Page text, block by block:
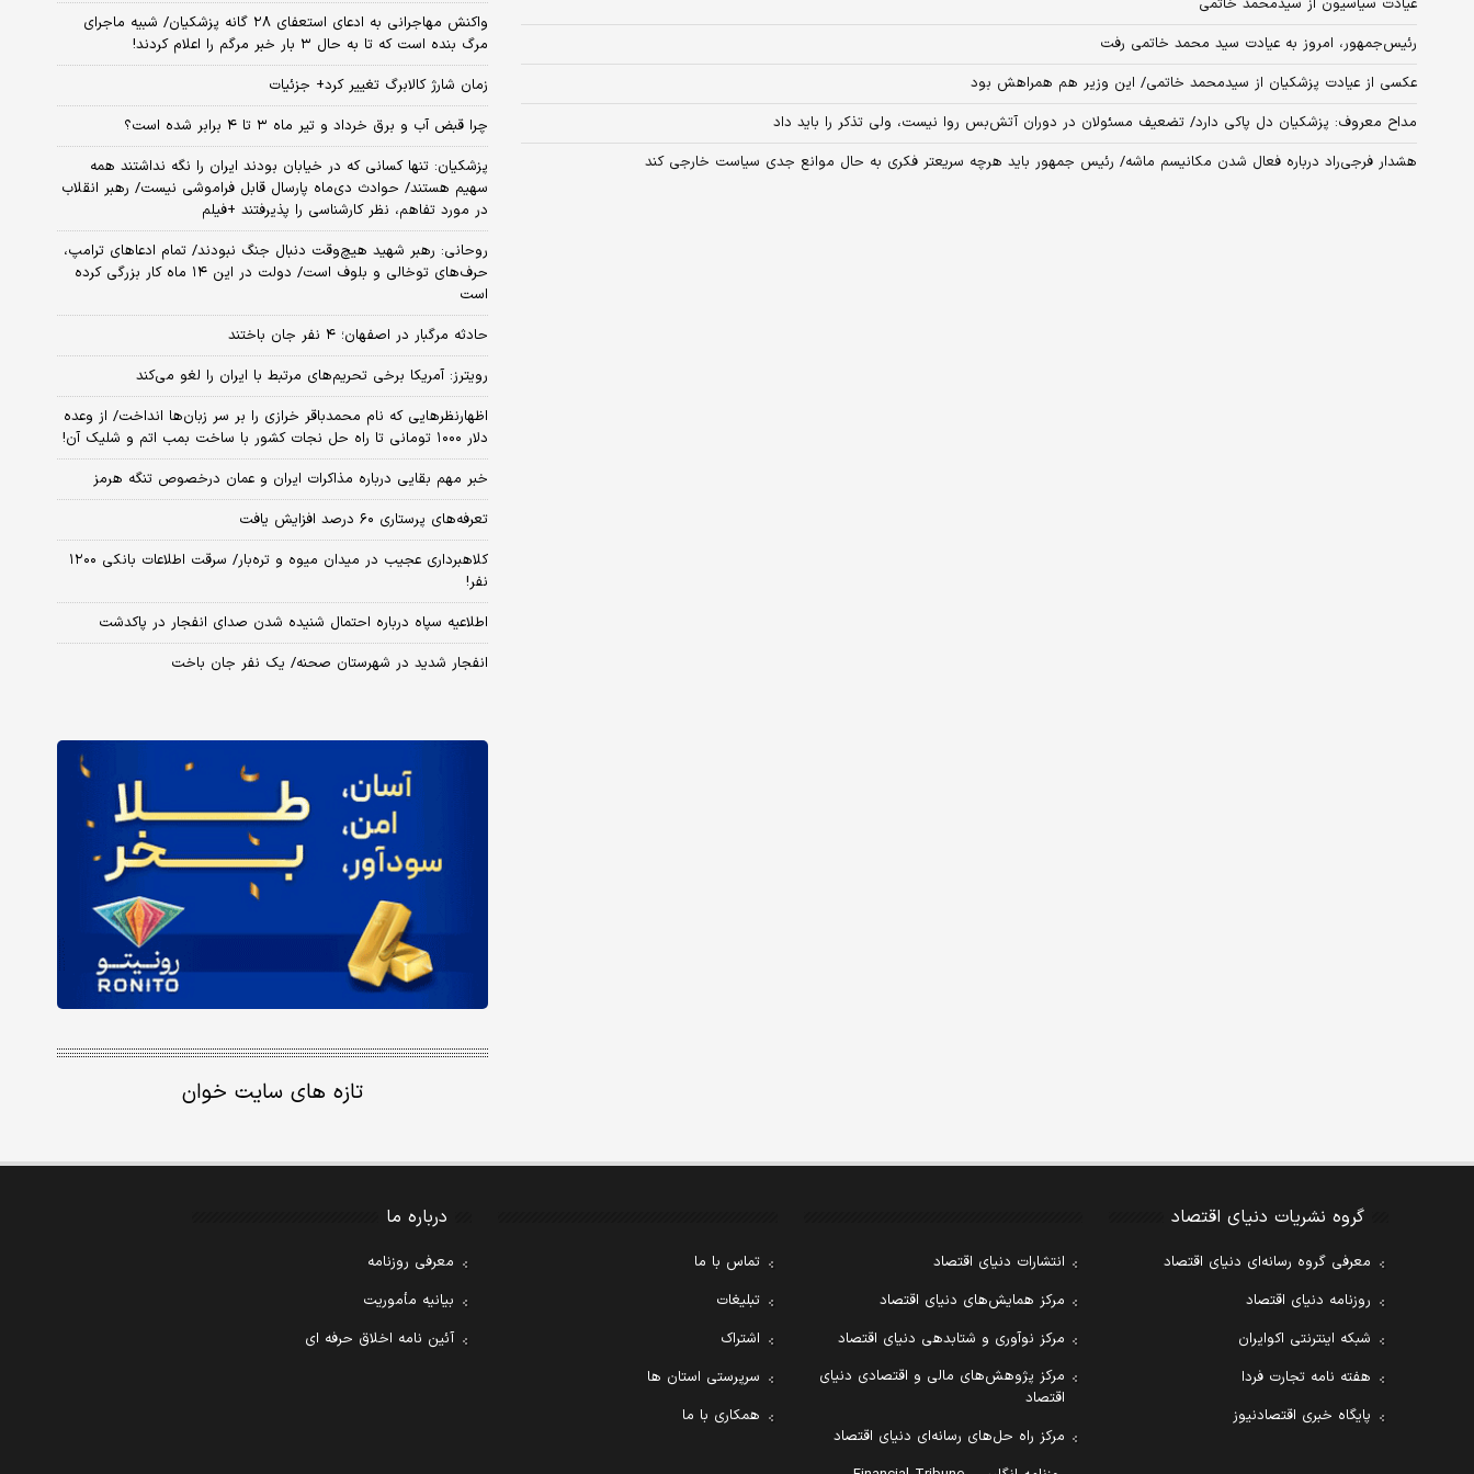
عیادت سیاسیون از سیدمحمد خاتمی
رئیس‌جمهور، امروز به عیادت سید محمد خاتمی رفت
عکسی از عیادت پزشکیان از سیدمحمد خاتمی/ این وزیر هم همراهش بود
مداح معروف: پزشکیان دل پاکی دارد/ تضعیف مسئولان در دوران آتش‌بس روا نیست، ولی تذکر را باید داد
هشدار فرجی‌راد درباره فعال شدن مکانیسم ماشه/ رئیس جمهور باید هرچه سریعتر فکری به حال موانع جدی سیاست خارجی کند
واکنش مهاجرانی به ادعای استعفای ۲۸ گانه پزشکیان/ شبیه ماجرای
مرگ بنده است که تا به حال ۳ بار خبر مرگم را اعلام کردند!
زمان شارژ کالابرگ تغییر کرد+ جزئیات
چرا قبض آب و برق خرداد و تیر ماه ۳ تا ۴ برابر شده است؟
پزشکیان: تنها کسانی که در خیابان بودند ایران را نگه نداشتند همه
سهیم هستند/ حوادث دی‌ماه پارسال قابل فراموشی نیست/ رهبر انقلاب
در مورد تفاهم، نظر کارشناسی را پذیرفتند +فیلم
روحانی: رهبر شهید هیچ‌وقت دنبال جنگ نبودند/ تمام ادعاهای ترامپ،
حرف‌های توخالی و بلوف است/ دولت در این ۱۴ ماه کار بزرگی کرده
است
حادثه مرگبار در اصفهان؛ ۴ نفر جان باختند
رویترز: آمریکا برخی تحریم‌های مرتبط با ایران را لغو می‌کند
اظهارنظرهایی که نام محمدباقر خرازی را بر سر زبان‌ها انداخت/ از وعده
دلار ۱۰۰۰ تومانی تا راه حل نجات کشور با ساخت بمب اتم و شلیک آن!
خبر مهم بقایی درباره مذاکرات ایران و عمان درخصوص تنگه هرمز
تعرفه‌های پرستاری ۶۰ درصد افزایش یافت
کلاهبرداری عجیب در میدان میوه و تره‌بار/ سرقت اطلاعات بانکی ۱۲۰۰
نفر!
اطلاعیه سپاه درباره احتمال شنیده شدن صدای انفجار در پاکدشت
انفجار شدید در شهرستان صحنه/ یک نفر جان باخت
تازه های سایت خوان
گروه نشریات دنیای اقتصاد
معرفی گروه رسانه‌ای دنیای اقتصاد
روزنامه دنیای اقتصاد
شبکه اینترنتی اکوایران
هفته نامه تجارت فردا
پایگاه خبری اقتصادنیوز
انتشارات دنیای اقتصاد
مرکز همایش‌های دنیای اقتصاد
مرکز نوآوری و شتابدهی دنیای اقتصاد
مرکز پژوهش‌های مالی و اقتصادی دنیای
اقتصاد
مرکز راه حل‌های رسانه‌ای دنیای اقتصاد
تماس با ما
تبلیغات
اشتراک
سرپرستی استان ها
همکاری با ما
درباره ما
معرفی روزنامه
بیانیه مأموریت
آئین نامه اخلاق حرفه ای